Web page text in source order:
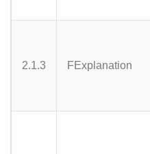
2.1.3 FExplanation